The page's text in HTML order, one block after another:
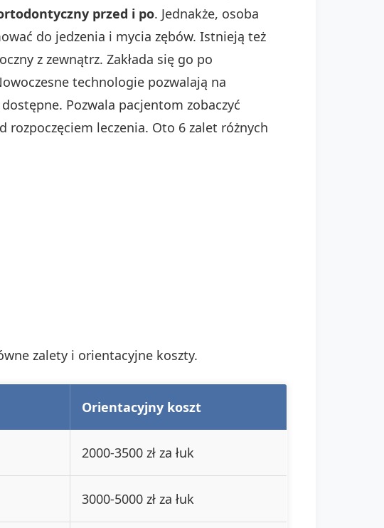
przed i po. Jednakże, osoba
do jedzenia i mycia zębów. Istnieją też
z zewnątrz. Zakłada się go po
technologie pozwalają na
Pozwala pacjentom zobaczyć
rozpoczęciem leczenia. Oto 6 zalet różnych
zalety i orientacyjne koszty.
Orientacyjny koszt
2000-3500 zł za łuk
3000-5000 zł za łuk